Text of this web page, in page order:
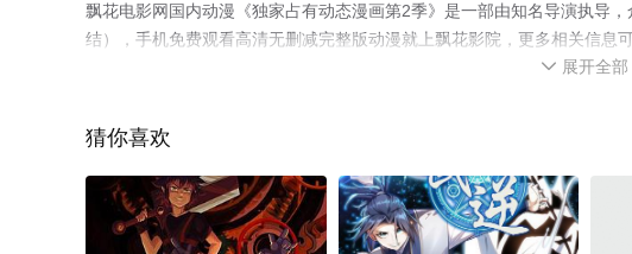
飘花电影网国内动漫《独家占有动态漫画第2季》是一部由知名导演执导
结），手机免费观看高清无删减完整版动漫就上飘花影院，更多相关信息
 展开全部
猜你喜欢